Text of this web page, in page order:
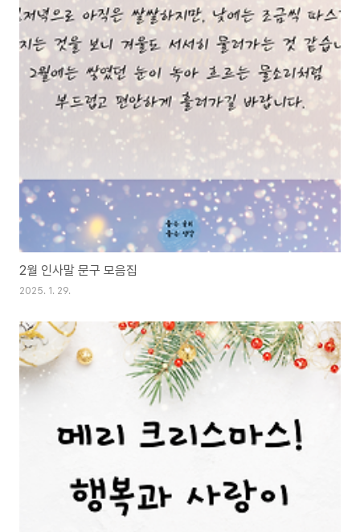
2월 인사말 문구 모음집
2025. 1. 29.